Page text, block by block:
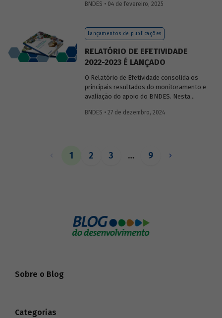
(anteriormente divulgados sob forma de
os conceitos a ela relacionados, o
contexto atual das discussões sobre o
setores se relacionam com o assunto.
BNDES • 04 de fevereiro, 2025
Lançamentos de publicações
RELATÓRIO DE EFETIVIDADE
2022-2023 É LANÇADO
O Relatório de Efetividade consolida os
principais resultados do monitoramento e
avaliação do apoio do BNDES. Nesta
operacional, as entregas e os impactos
BNDES • 27 de dezembro, 2024
1 2 3 … 9
Sobre o Blog
Categorias